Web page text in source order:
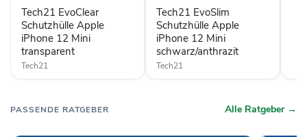
Mini
transparent
Tech21 EvoClear
Schutzhülle Apple
iPhone 12 Mini
transparent
Tech21
Mini
schwarz/anthrazit
Tech21 EvoSlim
Schutzhülle Apple
iPhone 12 Mini
schwarz/anthrazit
Tech21
PASSENDE RATGEBER Alle Ratgeber →